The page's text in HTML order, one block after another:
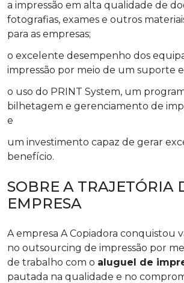
a impressão em alta qualidade de
fotografias, exames e outros
para as empresas;
o excelente desempenho dos
impressão por meio de um suporte
o uso do PRINT System, um
bilhetagem e gerenciamento de
e
um investimento capaz de gerar
benefício.
SOBRE A TRAJETÓRIA
EMPRESA
A empresa A Copiadora conquistou
no outsourcing de impressão por
de trabalho com o aluguel de
pautada na qualidade e no